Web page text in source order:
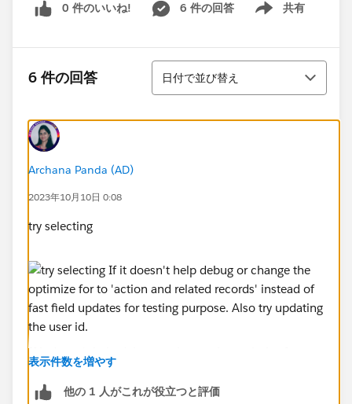
0 件のいいね! 6 件の回答 共有
Show menu
6 件の回答
並び替え
日付で並び替え
Archana Panda (AD)
2023年10月10日 0:08
try selecting
If it doesn't help debug or change the optimize for to
'action and related records' instead of fast field
updates for testing purpose. Also try updating the user
表示件数を増やす
他の 1 人がこれが役立つと評価